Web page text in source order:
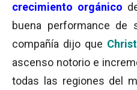
crecimiento orgánico
buena performance de
compañía dijo que
ascenso notorio e
todas las regiones del